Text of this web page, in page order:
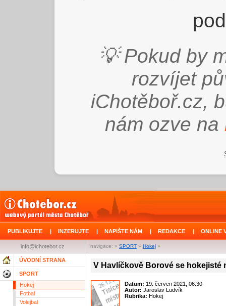
💡 Pokud by
rozvíjet
iChotěboř.cz,
nám ozve na
PUBLIKUJTE | INZERUJTE | NAPIŠTE NÁM | REDAKCE | ONLINE
navigace: » SPORT » Hokej »
info@ichotebor.cz
ÚVODNÍ STRANA
SPORT
Hokej
Fotbal
Volejbal
V Havlíčkově Borové se hokejisté
Datum: 19. červen 2021, 06:30
Autor: Jaroslav Ludvík
Rubrika: Hokej